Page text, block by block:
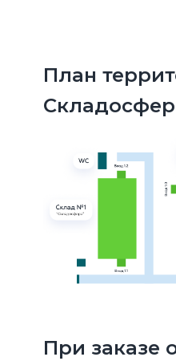
План
При заказе